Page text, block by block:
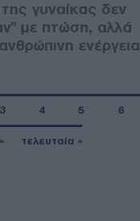
γυναίκας δεν
με πτώση, αλλά
ενέργεια
3 4 5 6
» τελευταία »